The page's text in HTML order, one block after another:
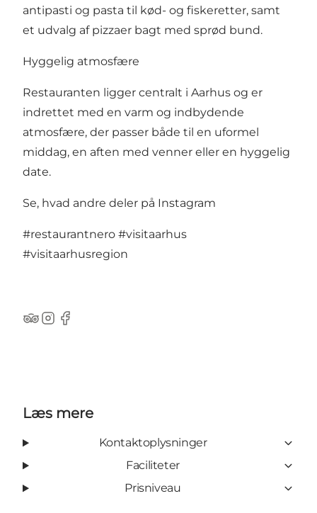
antipasti og pasta til kød- og fiskeretter, samt
et udvalg af pizzaer bagt med sprød bund.
Hyggelig atmosfære
Restauranten ligger centralt i Aarhus og er
indrettet med en varm og indbydende
atmosfære, der passer både til en uformel
middag, en aften med venner eller en hyggelig
date.
Se, hvad andre deler på Instagram
#restaurantnero #visitaarhus
#visitaarhusregion
TripAdvisor
Instagram
Facebook
Læs mere
Kontaktoplysninger
Faciliteter
Prisniveau